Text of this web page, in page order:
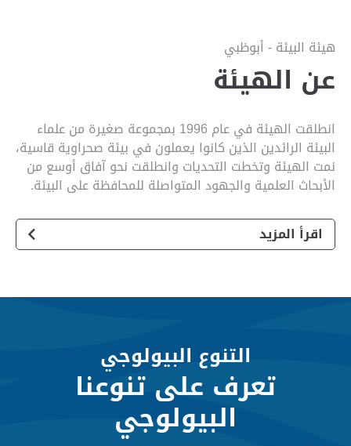
هيئة البيئة - أبوظبي
عن الهيئة
انطلقت الهيئة في عام 1996 بمجموعة صغيرة من علماء
البيئة الرائدين الذين كانوا يعملون في بيئة صحراوية قاسية،
نمت الهيئة وتخطت التحديات وانطلقت نحو آفاق أوسع من
الأبحاث العلمية والجهود المتواصلة للمحافظة على البيئة.
اقرأ المزيد
التنوع البيولوجي
تعرف على تنوعنا
البيولوجي